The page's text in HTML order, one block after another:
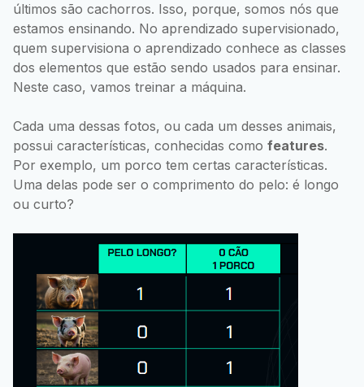
últimos são cachorros. Isso, porque, somos nós que
estamos ensinando. No aprendizado supervisionado,
quem supervisiona o aprendizado conhece as classes
dos elementos que estão sendo usados para ensinar.
Neste caso, vamos treinar a máquina.
Cada uma dessas fotos, ou cada um desses animais,
possui características, conhecidas como features.
Por exemplo, um porco tem certas características.
Uma delas pode ser o comprimento do pelo: é longo
ou curto?